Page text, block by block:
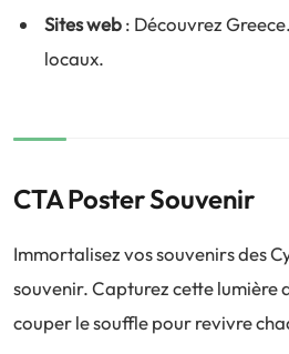
Sites web: Découvrez
locaux.
CTA Poster Souvenir
Immortalisez vos souvenirs des
souvenir. Capturez cette lumière
couper le souffle pour revivre